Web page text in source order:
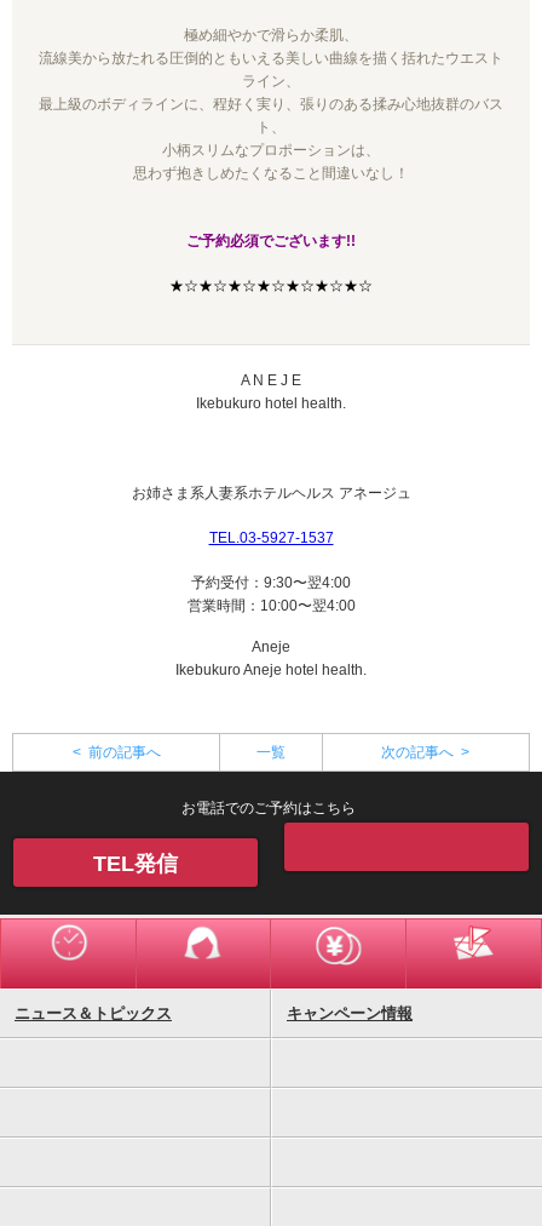
極め細やかで滑らか柔肌、
流線美から放たれる圧倒的ともいえる美しい曲線を描く括れたウエスト
ライン、
最上級のボディラインに、程好く実り、張りのある揉み心地抜群のバス
ト、
小柄スリムなプロポーションは、
思わず抱きしめたくなること間違いなし！
ご予約必須でございます!!
★☆★☆★☆★☆★☆★☆★☆
A N E J E
Ikebukuro hotel health.
お姉さま系人妻系ホテルヘルス アネージュ
TEL.03-5927-1537
予約受付：9:30〜翌4:00
営業時間：10:00〜翌4:00
Aneje
Ikebukuro Aneje hotel health.
< 前の記事へ 一覧 次の記事へ >
お電話でのご予約はこちら
TEL発信
ニュース＆トピックス キャンペーン情報